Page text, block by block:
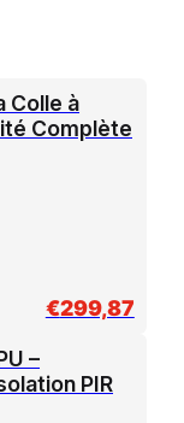
Colle à
Complète
€299,87
–
PIR